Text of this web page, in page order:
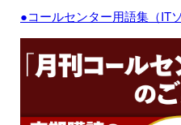
●コールセンター用語集（IT